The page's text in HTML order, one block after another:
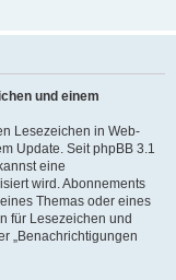
und einem
Lesezeichen in Web-
Update. Seit phpBB 3.1
eine
wird. Abonnements
Themas oder eines
für Lesezeichen und
„Benachrichtigungen